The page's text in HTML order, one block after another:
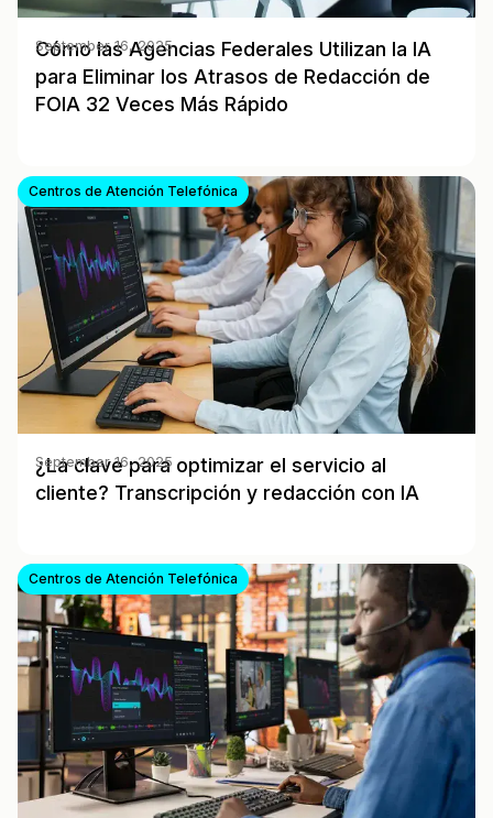
Cómo las Agencias Federales Utilizan la IA
para Eliminar los Atrasos de Redacción de
FOIA 32 Veces Más Rápido
September 16, 2025
Centros de Atención Telefónica
¿La clave para optimizar el servicio al
cliente? Transcripción y redacción con IA
September 16, 2025
Centros de Atención Telefónica